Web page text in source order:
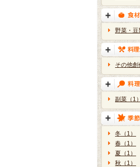
野菜・豆
その他創
副菜（1）
冬（1）
春（1）
夏（1）
秋（1）